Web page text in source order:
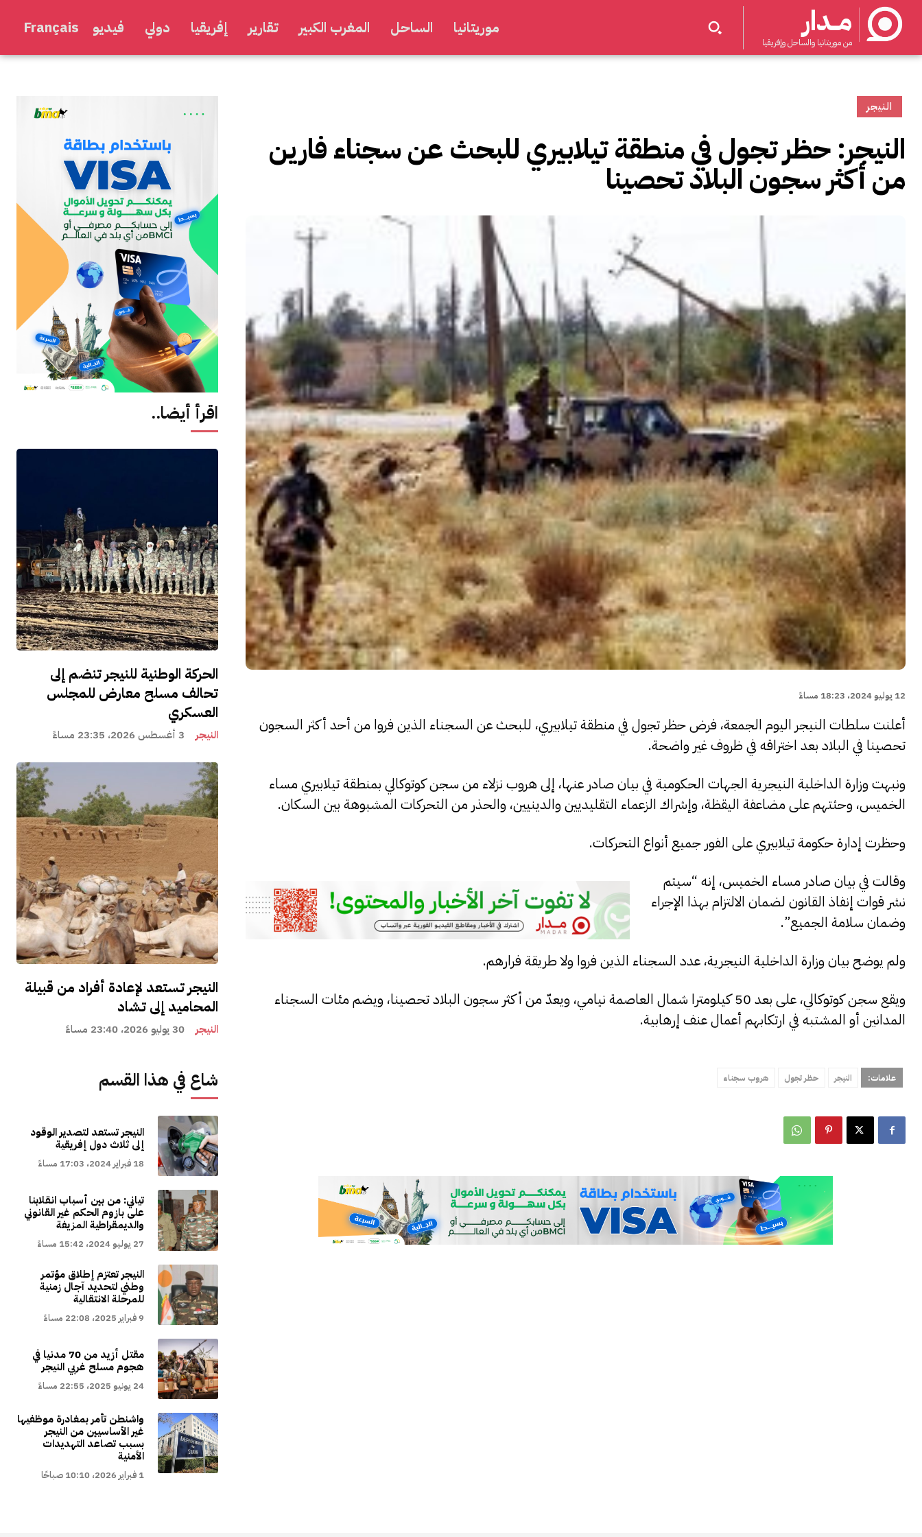
مــدار
من موريتانيا والساحل وإفريقيا
موريتانيا الساحل المغرب الكبير تقارير إفريقيا دولي فيديو Français
اقرأ أيضا..
الحركة الوطنية للنيجر تنضم إلى
تحالف مسلح معارض للمجلس
العسكري
النيجر 3 أغسطس 2026، 23:35 مساءً
النيجر تستعد لإعادة أفراد من قبيلة
المحاميد إلى تشاد
النيجر 30 يوليو 2026، 23:40 مساءً
شاع في هذا القسم
النيجر تستعد لتصدير الوقود
إلى ثلاث دول إفريقية
18 فبراير 2024، 17:03 مساءً
تياني: من بين أسباب انقلابنا
على بازوم الحكم غير القانوني
والديمقراطية المزيفة
27 يوليو 2024، 15:42 مساءً
النيجر تعتزم إطلاق مؤتمر
وطني لتحديد آجال زمنية
للمرحلة الانتقالية
9 فبراير 2025، 22:08 مساءً
مقتل أزيد من 70 مدنيا في
هجوم مسلح غربي النيجر
24 يونيو 2025، 22:55 مساءً
واشنطن تأمر بمغادرة موظفيها
غير الأساسيين من النيجر
بسبب تصاعد التهديدات
الأمنية
1 فبراير 2026، 10:10 صباحًا
النيجر
النيجر: حظر تجول في منطقة تيلابيري للبحث عن سجناء فارين
من أكثر سجون البلاد تحصينا
12 يوليو 2024، 18:23 مساءً
أعلنت سلطات النيجر اليوم الجمعة، فرض حظر تجول في منطقة تيلابيري، للبحث عن السجناء الذين فروا من أحد أكثر السجون
تحصينا في البلاد بعد اختراقه في ظروف غير واضحة.
ونبهت وزارة الداخلية النيجرية الجهات الحكومية في بيان صادر عنها، إلى هروب نزلاء من سجن كوتوكالي بمنطقة تيلابيري مساء
الخميس، وحثتهم على مضاعفة اليقظة، وإشراك الزعماء التقليديين والدينيين، والحذر من التحركات المشبوهة بين السكان.
وحظرت إدارة حكومة تيلابيري على الفور جميع أنواع التحركات.
وقالت في بيان صادر مساء الخميس، إنه “سيتم
نشر قوات إنفاذ القانون لضمان الالتزام بهذا الإجراء
وضمان سلامة الجميع”.
ولم يوضح بيان وزارة الداخلية النيجرية، عدد السجناء الذين فروا ولا طريقة فرارهم.
ويقع سجن كوتوكالي، على بعد 50 كيلومترا شمال العاصمة نيامي، ويعدّ من أكثر سجون البلاد تحصينا، ويضم مئات السجناء
المدانين أو المشتبه في ارتكابهم أعمال عنف إرهابية.
علامات: النيجر حظر تجول هروب سجناء